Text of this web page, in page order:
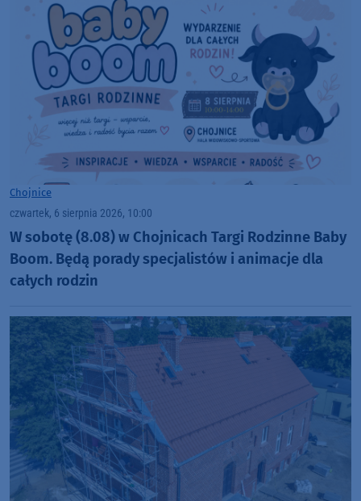
Chojnice
czwartek, 6 sierpnia 2026, 10:00
W sobotę (8.08) w Chojnicach Targi Rodzinne Baby
Boom. Będą porady specjalistów i animacje dla
całych rodzin